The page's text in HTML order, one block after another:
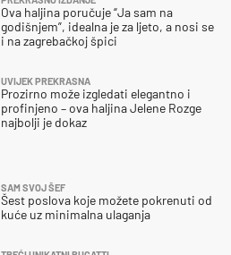
SAM SVOJ ŠEF
Šest poslova koje možete pokrenuti od
kuće uz minimalna ulaganja
Ova haljina poručuje “Ja sam na
godišnjem”, idealna je za ljeto, a nosi se
i na zagrebačkoj špici
UVIJEK PREKRASNA
Prozirno može izgledati elegantno i
profinjeno – ova haljina Jelene Rozge
najbolji je dokaz